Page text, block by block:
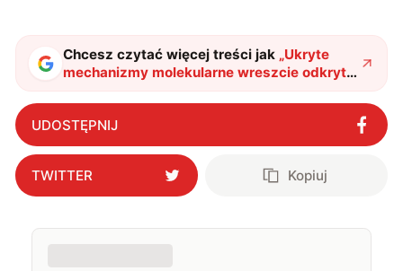
także uprawiać oraz oglądać sport.
Chcesz czytać więcej treści jak „Ukryte
mechanizmy molekularne wreszcie odkryte.
Żelazo otworzy drogę do tańszego
wodoru"?
UDOSTĘPNIJ
TWITTER Kopiuj